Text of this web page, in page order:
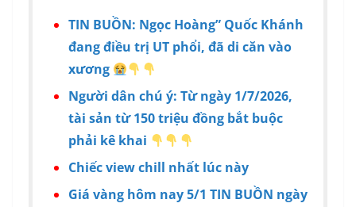
TIN BUỒN: Ngọc Hoàng” Quốc Khánh
đang điều trị UT phổi, đã di căn vào
xương
Người dân chú ý: Từ ngày 1/7/2026,
tài sản từ 150 triệu đồng bắt buộc
phải kê khai
Chiếc view chill nhất lúc này
Giá vàng hôm nay 5/1 TIN BUỒN ngày